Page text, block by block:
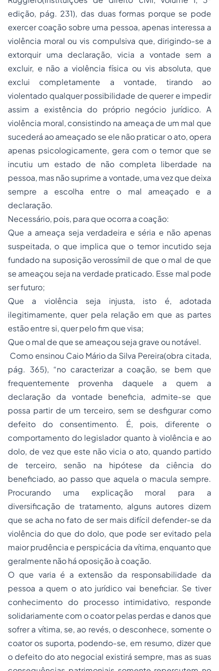
edição, pág. 231), das duas formas porque se pode
exercer coação sobre uma pessoa, apenas interessa a
violência moral ou vis compulsiva que, dirigindo-se a
extorquir uma declaração, vicia a vontade sem a
excluir, e não a violência física ou vis absoluta, que
exclui completamente a vontade, tirando ao
violentado qualquer possibilidade de querer e impedir
assim a existência do próprio negócio jurídico. A
violência moral, consistindo na ameaça de um mal que
sucederá ao ameaçado se ele não praticar o ato, opera
apenas psicologicamente, gera com o temor que se
incutiu um estado de não completa liberdade na
pessoa, mas não suprime a vontade, uma vez que deixa
sempre a escolha entre o mal ameaçado e a
declaração.
Necessário, pois, para que ocorra a coação:
Que a ameaça seja verdadeira e séria e não apenas
suspeitada, o que implica que o temor incutido seja
fundado na suposição verossímil de que o mal de que
se ameaçou seja na verdade praticado. Esse mal pode
ser futuro;
Que a violência seja injusta, isto é, adotada
ilegitimamente, quer pela relação em que as partes
estão entre si, quer pelo fim que visa;
Que o mal de que se ameaçou seja grave ou notável.
Como ensinou Caio Mário da Silva Pereira(obra citada,
pág. 365), “no caracterizar a coação, se bem que
frequentemente provenha daquele a quem a
declaração da vontade beneficia, admite-se que
possa partir de um terceiro, sem se desfigurar como
defeito do consentimento. É, pois, diferente o
comportamento do legislador quanto à violência e ao
dolo, de vez que este não vicia o ato, quando partido
de terceiro, senão na hipótese da ciência do
beneficiado, ao passo que aquela o macula sempre.
Procurando uma explicação moral para a
diversificação de tratamento, alguns autores dizem
que se acha no fato de ser mais difícil defender-se da
violência do que do dolo, que pode ser evitado pela
maior prudência e perspicácia da vítima, enquanto que
geralmente não há oposição à coação.
O que varia é a extensão da responsabilidade da
pessoa a quem o ato jurídico vai beneficiar. Se tiver
conhecimento do processo intimidativo, responde
solidariamente com o coator pelas perdas e danos que
sofrer a vítima, se, ao revés, o desconhece, somente o
coator os suporta, podendo-se, em resumo, dizer que
o defeito do ato negocial existirá sempre, mas as suas
consequências patrimoniais somente repercutem no